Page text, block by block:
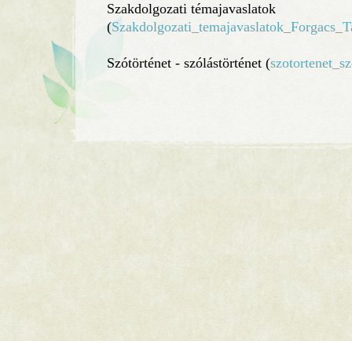
Szakdolgozati témajavaslatok
(
Szótörténet - szólástörténet (